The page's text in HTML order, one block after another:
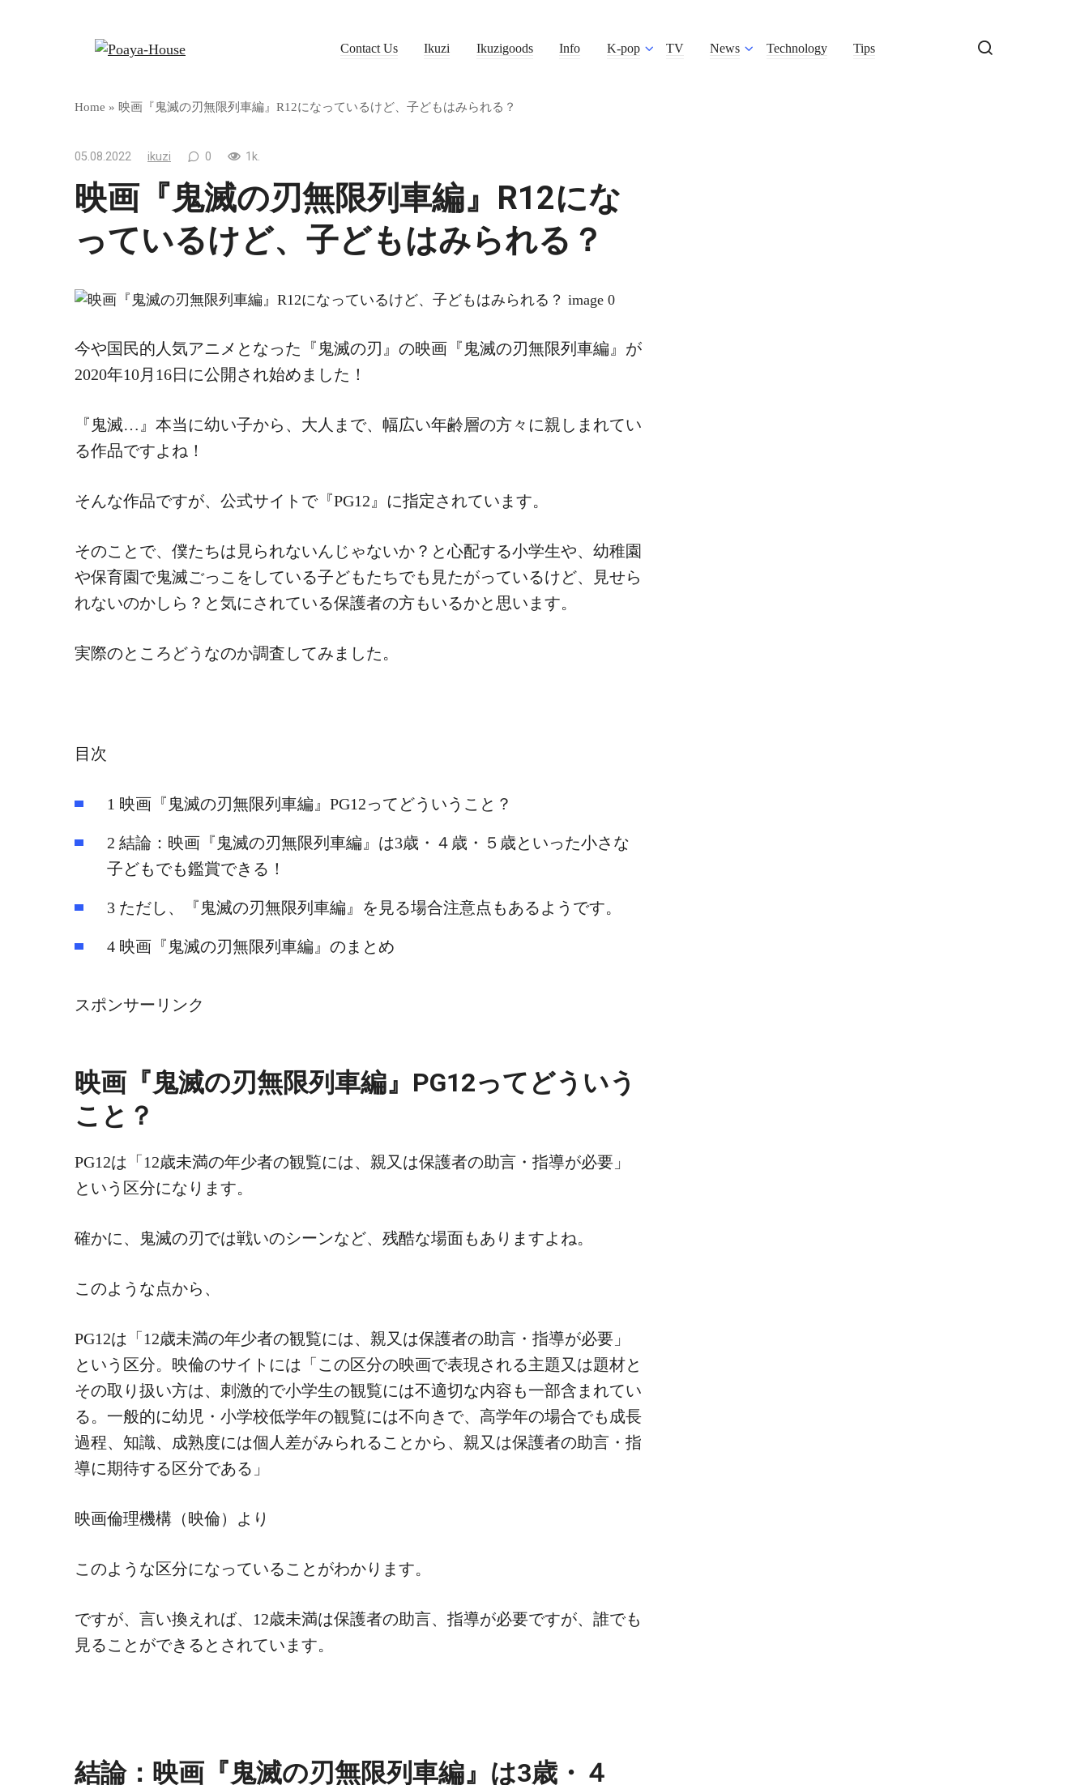
Contact Us Ikuzi Ikuzigoods Info K-pop TV News Technology Tips
Home » 映画『鬼滅の刃無限列車編』R12になっているけど、子どもはみられる？
05.08.2022 ikuzi 0 1k.
映画『鬼滅の刃無限列車編』R12にな
っているけど、子どもはみられる？
今や国民的人気アニメとなった『鬼滅の刃』の映画『鬼滅の刃無限列車編』が
2020年10月16日に公開され始めました！
『鬼滅…』本当に幼い子から、大人まで、幅広い年齢層の方々に親しまれてい
る作品ですよね！
そんな作品ですが、公式サイトで『PG12』に指定されています。
そのことで、僕たちは見られないんじゃないか？と心配する小学生や、幼稚園
や保育園で鬼滅ごっこをしている子どもたちでも見たがっているけど、見せら
れないのかしら？と気にされている保護者の方もいるかと思います。
実際のところどうなのか調査してみました。
目次
1 映画『鬼滅の刃無限列車編』PG12ってどういうこと？
2 結論：映画『鬼滅の刃無限列車編』は3歳・４歳・５歳といった小さな
子どもでも鑑賞できる！
3 ただし、『鬼滅の刃無限列車編』を見る場合注意点もあるようです。
4 映画『鬼滅の刃無限列車編』のまとめ
スポンサーリンク
映画『鬼滅の刃無限列車編』PG12ってどういう
こと？
PG12は「12歳未満の年少者の観覧には、親又は保護者の助言・指導が必要」
という区分になります。
確かに、鬼滅の刃では戦いのシーンなど、残酷な場面もありますよね。
このような点から、
PG12は「12歳未満の年少者の観覧には、親又は保護者の助言・指導が必要」
という区分。映倫のサイトには「この区分の映画で表現される主題又は題材と
その取り扱い方は、刺激的で小学生の観覧には不適切な内容も一部含まれてい
る。一般的に幼児・小学校低学年の観覧には不向きで、高学年の場合でも成長
過程、知識、成熟度には個人差がみられることから、親又は保護者の助言・指
導に期待する区分である」
映画倫理機構（映倫）より
このような区分になっていることがわかります。
ですが、言い換えれば、12歳未満は保護者の助言、指導が必要ですが、誰でも
見ることができるとされています。
結論：映画『鬼滅の刃無限列車編』は3歳・４